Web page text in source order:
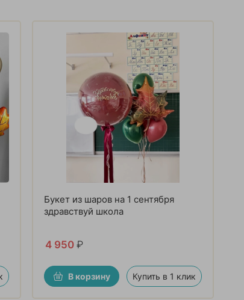
Букет из шаров на 1 сентября
здравствуй школа
4 950 ₽
В корзину Купить в 1 клик